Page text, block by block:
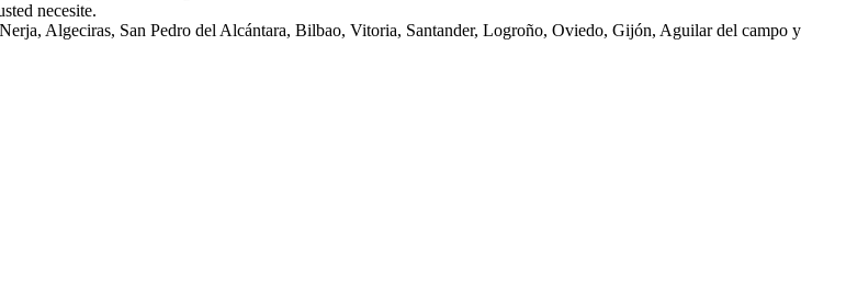
necesite.
Algeciras, San Pedro del Alcántara, Bilbao, Vitoria, Santander, Logroño, Oviedo, Gijón, Aguilar del campo y